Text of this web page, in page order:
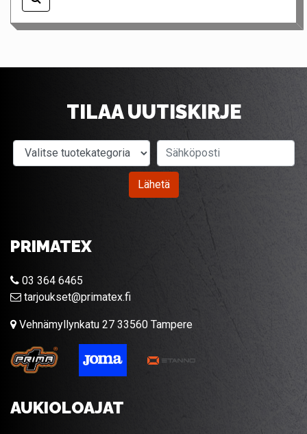
TILAA UUTISKIRJE
Valitse tuotekategoria
Lähetä
PRIMATEX
03 364 6465
tarjoukset@primatex.fi
Vehnämyllynkatu 27 33560 Tampere
AUKIOLOAJAT